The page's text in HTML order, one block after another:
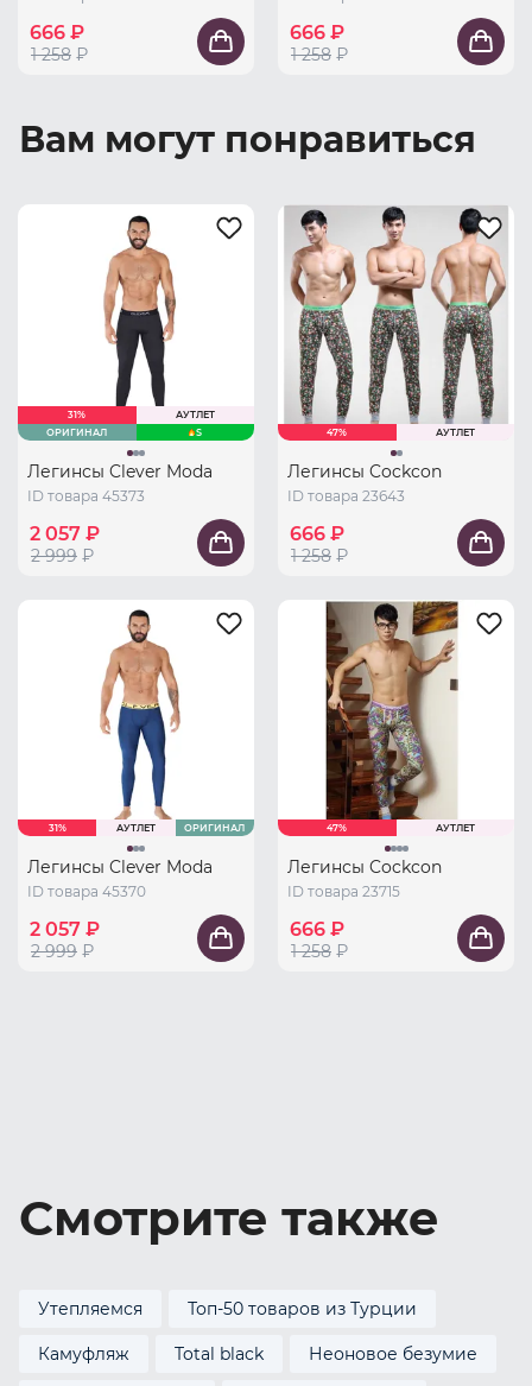
666 ₽
1 258 ₽
666 ₽
1 258 ₽
Вам могут понравиться
31%
АУТЛЕТ
ОРИГИНАЛ
S
Легинсы Clever Moda
ID товара 45373
2 057 ₽
2 999 ₽
47% АУТЛЕТ
Легинсы Cockcon
ID товара 23643
666 ₽
1 258 ₽
31% АУТЛЕТ ОРИГИНАЛ
Легинсы Clever Moda
ID товара 45370
2 057 ₽
2 999 ₽
47% АУТЛЕТ
Легинсы Cockcon
ID товара 23715
666 ₽
1 258 ₽
Смотрите также
Утепляемся Топ-50 товаров из Турции
Камуфляж Total black Неоновое безумие